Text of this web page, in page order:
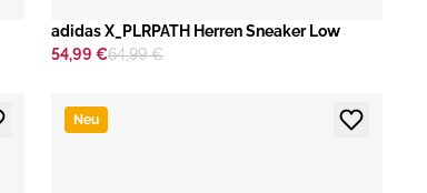
adidas X_PLRPATH Herren Sneaker Low
54,99 €64,99 €
Neu